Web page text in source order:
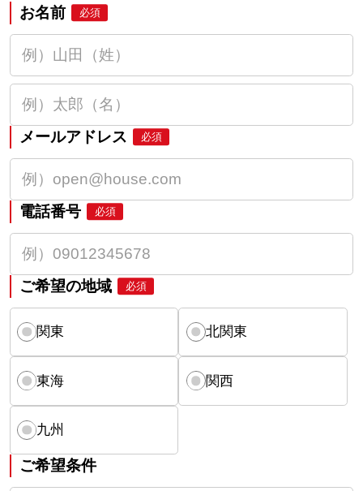
お名前 必須
メールアドレス 必須
電話番号 必須
ご希望の地域 必須
関東 北関東
東海 関西
九州
ご希望条件